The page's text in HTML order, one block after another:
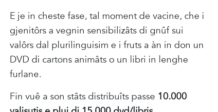
E je in cheste fase, tal moment de vacine, che i
gjenitôrs a vegnin sensibilizâts di gnûf sui
valôrs dal plurilinguisim e i fruts a àn in don un
DVD di cartons animâts o un libri in lenghe
furlane.
Fin vuê a son stâts distribuîts passe 10.000